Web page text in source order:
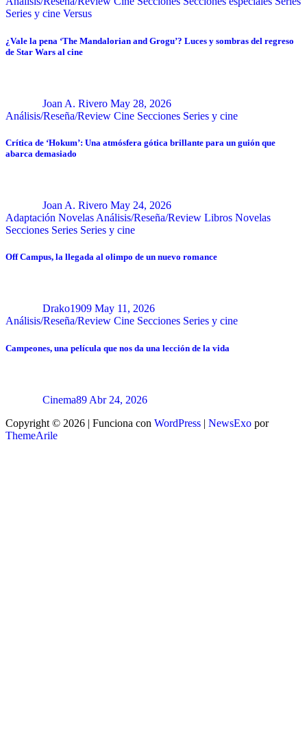
Series y cine Versus
¿Vale la pena ‘The Mandalorian and Grogu’? Luces y sombras del regreso
de Star Wars al cine
Joan A. Rivero May 28, 2026
Análisis/Reseña/Review Cine Secciones Series y cine
Crítica de ‘Hokum’: Una atmósfera gótica brillante para un guión que
abarca demasiado
Joan A. Rivero May 24, 2026
Adaptación Novelas Análisis/Reseña/Review Libros Novelas
Secciones Series Series y cine
Off Campus, la llegada al olimpo de un nuevo romance
Drako1909 May 11, 2026
Análisis/Reseña/Review Cine Secciones Series y cine
Campeones, una película que nos da una lección de la vida
Cinema89 Abr 24, 2026
Copyright © 2026 | Funciona con WordPress | NewsExo por
ThemeArile